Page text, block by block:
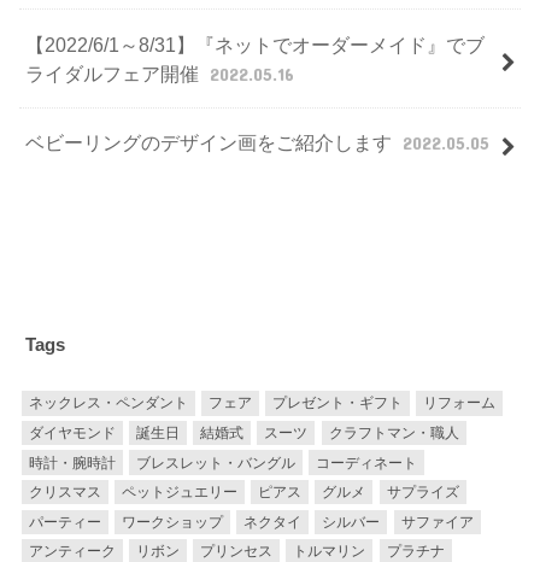
【2022/6/1～8/31】『ネットでオーダーメイド』でブ
ライダルフェア開催
2022.05.16
ベビーリングのデザイン画をご紹介します 2022.05.05
Tags
ネックレス・ペンダント フェア プレゼント・ギフト
リフォーム
ダイヤモンド
誕生日 結婚式 スーツ
クラフトマン・職人
時計・腕時計
ブレスレット・バングル
コーディネート
クリスマス
ペットジュエリー ピアス グルメ
サプライズ
パーティー
ワークショップ ネクタイ シルバー
サファイア
アンティーク
リボン プリンセス トルマリン
プラチナ